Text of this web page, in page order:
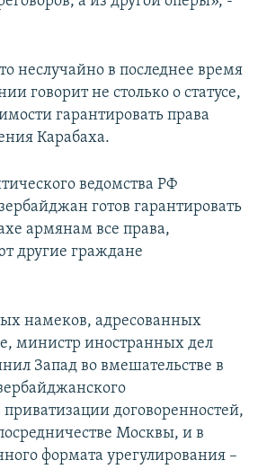
неслучайно в последнее время
говорит не столько о статусе,
гарантировать права
Карабаха.
ведомства РФ
готов гарантировать
армянам все права,
другие граждане
намеков, адресованных
министр иностранных дел
Запад во вмешательстве в
договоренностей,
Москвы, и в
формата урегулирования –